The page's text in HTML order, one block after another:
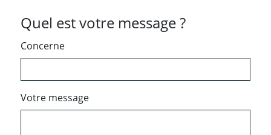
Quel est votre message ?
Concerne
Votre message